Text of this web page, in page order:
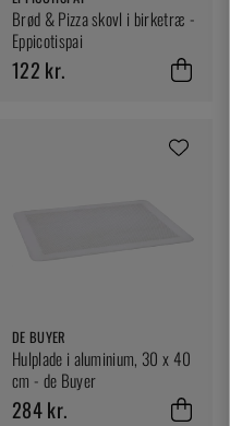
Brød & Pizza skovl i birketræ -
Eppicotispai
122 kr.
DE BUYER
Hulplade i aluminium, 30 x 40
cm - de Buyer
284 kr.